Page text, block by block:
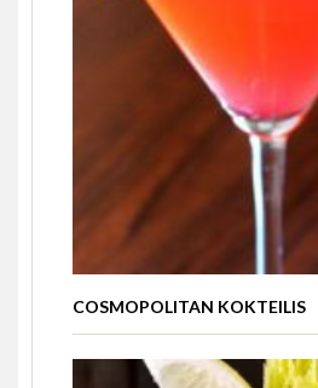
COSMOPOLITAN KOKTEILIS